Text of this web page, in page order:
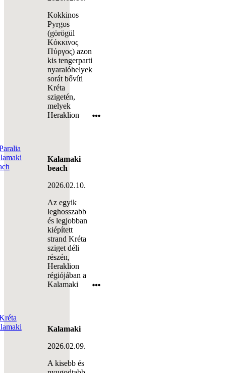
Kokkinos
Pyrgos
(görögül
Κόκκινος
Πύργος) azon
kis tengerparti
nyaralóhelyek
sorát bővíti
Kréta
szigetén,
melyek
Heraklion
Kalamaki
beach
2026.02.10.
Az egyik
leghosszabb
és legjobban
kiépített
strand Kréta
sziget déli
részén,
Heraklion
régiójában a
Kalamaki
Kalamaki
2026.02.09.
A kisebb és